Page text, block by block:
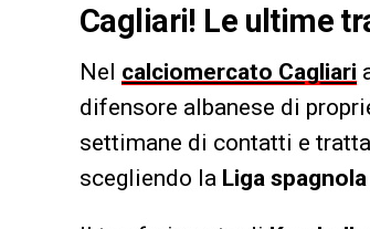
Cagliari! Le ultime
Nel calciomercato Cagliari
difensore albanese di
settimane di contatti e
scegliendo la Liga spagnola